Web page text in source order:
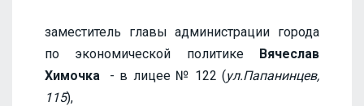
заместитель главы администрации города
по экономической политике Вячеслав
Химочка - в лицее № 122 (ул.Папанинцев,
115),